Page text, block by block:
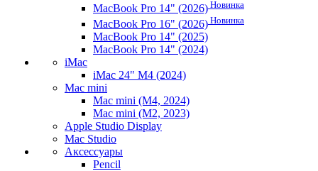
MacBook Pro 14" (2026) Новинка
MacBook Pro 16" (2026) Новинка
MacBook Pro 14" (2025)
MacBook Pro 14" (2024)
iMac
iMac 24" M4 (2024)
Mac mini
Mac mini (M4, 2024)
Mac mini (M2, 2023)
Apple Studio Display
Mac Studio
Аксессуары
Pencil